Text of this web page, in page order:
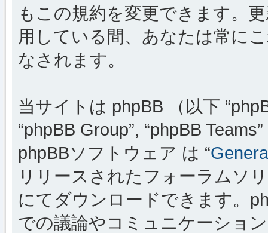
もこの規約を変更できます。
用している間、あなたは常に
なされます。
当サイトは phpBB （以下
“phpBB Group”, “phpBB
phpBBソフトウェア は “
リリースされたフォーラムソ
にてダウンロードできます。
での議論やコミュニケーショ